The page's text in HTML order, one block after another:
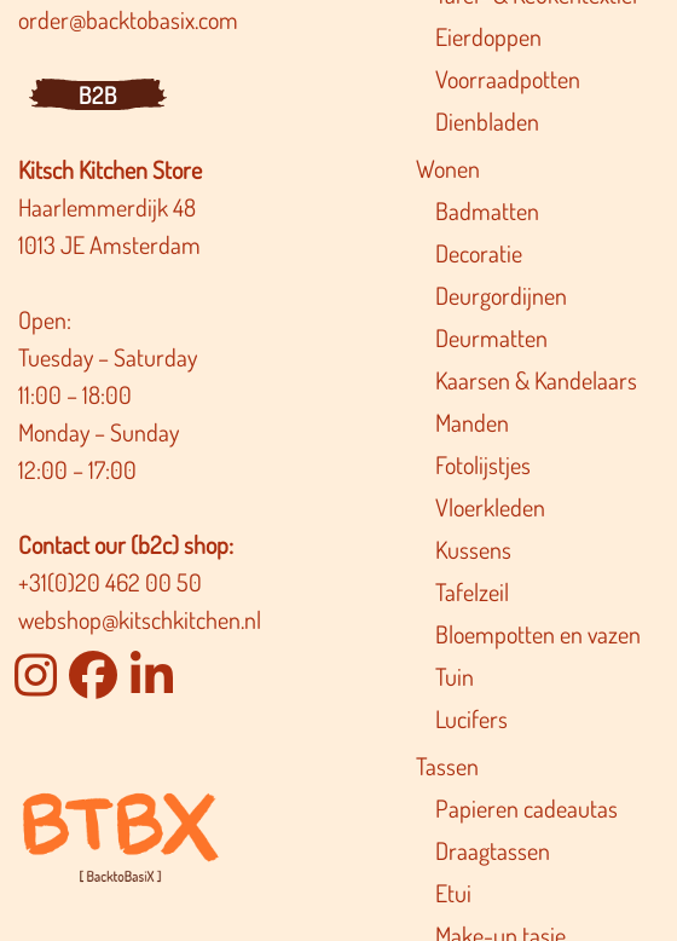
order@backtobasix.com
B2B
Kitsch Kitchen Store
Haarlemmerdijk 48
1013 JE Amsterdam
Open:
Tuesday – Saturday
11:00 – 18:00
Monday – Sunday
12:00 – 17:00
Contact our (b2c) shop:
+31(0)20 462 00 50
webshop@kitschkitchen.nl
Eierdoppen
Voorraadpotten
Dienbladen
Wonen
Badmatten
Decoratie
Deurgordijnen
Deurmatten
Kaarsen & Kandelaars
Manden
Fotolijstjes
Vloerkleden
Kussens
Tafelzeil
Bloempotten en vazen
Tuin
Lucifers
Tassen
Papieren cadeautas
Draagtassen
Etui
Make-up tasje